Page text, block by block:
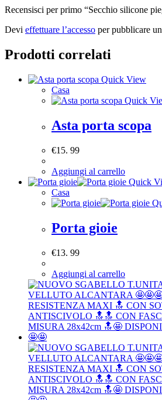
Recensisci per primo “Secchio silicone
Devi effettuare l’accesso per pubblicare
Prodotti correlati
Quick View
Casa
Quick
Asta porta scopa
€15. 99
Aggiungi al carrello
Quick
Casa
Porta gioie
€13. 99
Aggiungi al carrello